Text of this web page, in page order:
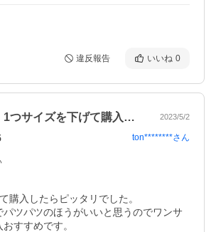
違反報告 いいね 0
リピートです。1つサイズを下げて購入し… 2023/5/2
ton********さん
購入したらピッタリでした。
パツパツのほうがいいと思うのでワンサ
すすめです。